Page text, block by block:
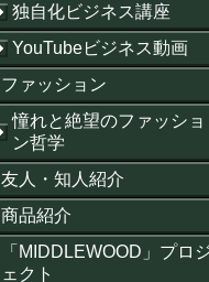
独自化ビジネス講座
YouTubeビジネス動画
ファッション
憧れと絶望のファッショ
ン哲学
友人・知人紹介
商品紹介
「MIDDLEWOOD」プロ
ェクト